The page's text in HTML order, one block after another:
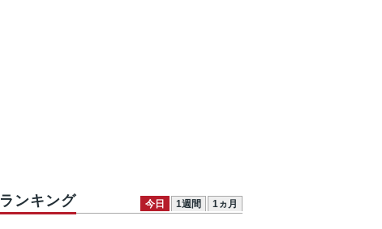
ランキング 今日 1週間 1ヵ月